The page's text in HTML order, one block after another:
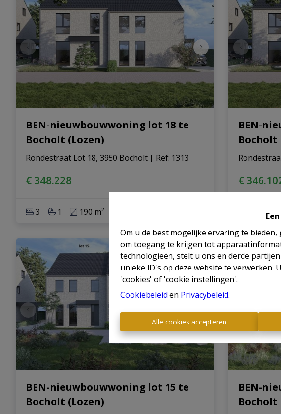
Om u de best mogelijke ervaring te
om toegang te krijgen tot
technologieën, stelt u ons en derde
unieke ID's op deze website te verwerken.
'cookies' of 'cookie instellingen'.
Cookiebeleid en Privacybeleid.
Alle cookies accepteren
BEN-nieuwbouwwoning lot 18 te
Bocholt (Lozen)
Rondestraat Lot 18, 3950 Bocholt | Ref: 1313
€ 348.228
3 1 190 m²
BEN-
Bocholt
€
1
BEN-nieuwbouwwoning lot 15 te
Bocholt (Lozen)
BEN-
Bocholt